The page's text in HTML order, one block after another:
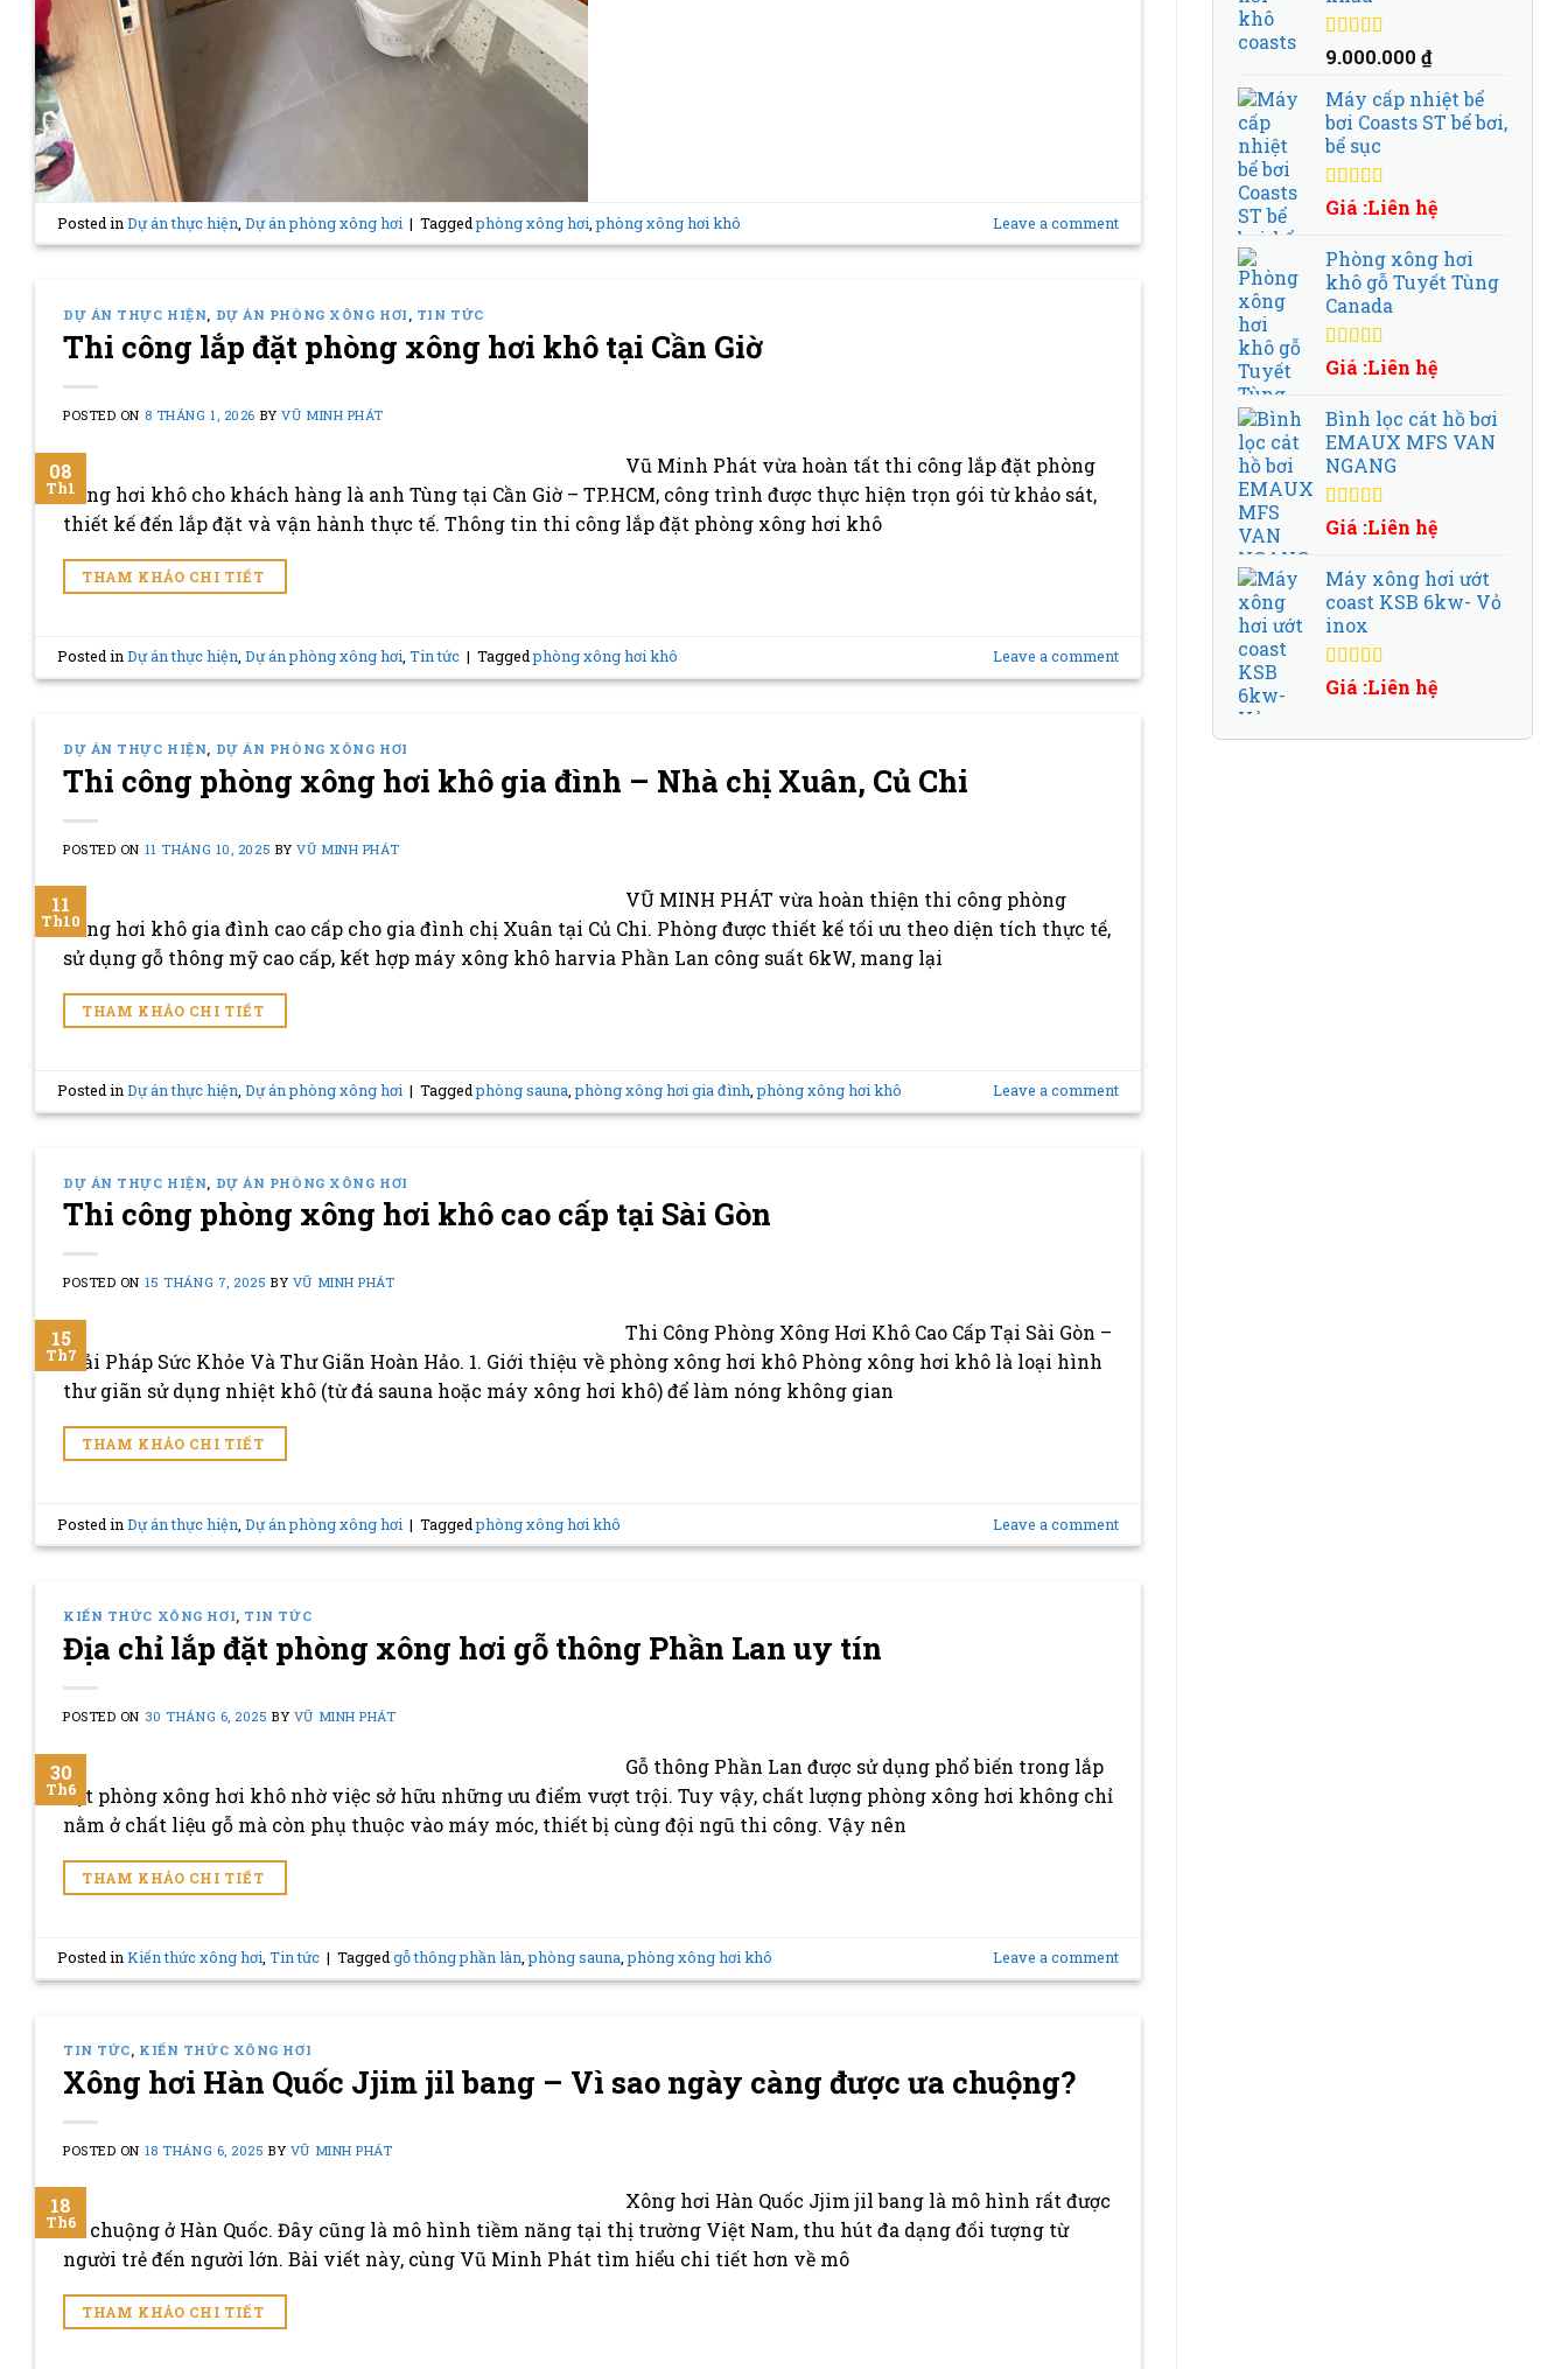
Posted inDự án thực hiện ,Dự án phòng xông hơi | Taggedphòng xông hơi ,phòng xông hơi khô Leave a comment
DỰ ÁN THỰC HIỆN, DỰ ÁN PHÒNG XÔNG HƠI , TIN TỨC
Thi công lắp đặt phòng xông hơi khô tại Cần Giờ
POSTED ON 8 THÁNG 1, 2026 BYVŨ MINH PHÁT
08
Th1
Vũ Minh Phát vừa hoàn tất thi công lắp đặt phòng
xông hơi khô cho khách hàng là anh Tùng tại Cần Giờ – TP.HCM, công trình được thực hiện trọn gói từ khảo sát,
thiết kế đến lắp đặt và vận hành thực tế. Thông tin thi công lắp đặt phòng xông hơi khô
THAM KHẢO CHI TIẾT
Posted inDự án thực hiện,Dự án phòng xông hơi,Tin tức | Taggedphòng xông hơi khô Leave a comment
DỰ ÁN THỰC HIỆN, DỰ ÁN PHÒNG XÔNG HƠI
Thi công phòng xông hơi khô gia đình – Nhà chị Xuân, Củ Chi
POSTED ON 11 THÁNG 10, 2025 BYVŨ MINH PHÁT
11
Th10
VŨ MINH PHÁT vừa hoàn thiện thi công phòng
xông hơi khô gia đình cao cấp cho gia đình chị Xuân tại Củ Chi. Phòng được thiết kế tối ưu theo diện tích thực tế,
sử dụng gỗ thông mỹ cao cấp, kết hợp máy xông khô harvia Phần Lan công suất 6kW, mang lại
THAM KHẢO CHI TIẾT
Posted inDự án thực hiện ,Dự án phòng xông hơi | Taggedphòng sauna ,phòng xông hơi gia đình ,phòng xông hơi khô Leave a comment
DỰ ÁN THỰC HIỆN DỰ ÁN PHÒNG XÔNG HƠI
Thi công phòng xông hơi khô cao cấp tại Sài Gòn
POSTED ON 15 THÁNG 7, 2025 BY VŨ MINH PHÁT
15
Th7
Thi Công Phòng Xông Hơi Khô Cao Cấp Tại Sài Gòn –
Giải Pháp Sức Khỏe Và Thư Giãn Hoàn Hảo. 1. Giới thiệu về phòng xông hơi khô Phòng xông hơi khô là loại hình
thư giãn sử dụng nhiệt khô (từ đá sauna hoặc máy xông hơi khô) để làm nóng không gian
THAM KHẢO CHI TIẾT
Posted inDự án thực hiện ,Dự án phòng xông hơi | Taggedphòng xông hơi khô Leave a comment
KIẾN THỨC XÔNG HƠI, TIN TỨC
Địa chỉ lắp đặt phòng xông hơi gỗ thông Phần Lan uy tín
POSTED ON 30 THÁNG 6, 2025 BY VŨ MINH PHÁT
30
Th6
Gỗ thông Phần Lan được sử dụng phổ biến trong lắp
đặt phòng xông hơi khô nhờ việc sở hữu những ưu điểm vượt trội. Tuy vậy, chất lượng phòng xông hơi không chỉ
nằm ở chất liệu gỗ mà còn phụ thuộc vào máy móc, thiết bị cùng đội ngũ thi công. Vậy nên
THAM KHẢO CHI TIẾT
Posted inKiến thức xông hơi,Tin tức | Taggedgỗ thông phần làn,phòng sauna,phòng xông hơi khô Leave a comment
TIN TỨC, KIẾN THỨC XÔNG HƠI
Xông hơi Hàn Quốc Jjim jil bang – Vì sao ngày càng được ưa chuộng?
POSTED ON 18 THÁNG 6, 2025 BY VŨ MINH PHÁT
18
Th6
Xông hơi Hàn Quốc Jjim jil bang là mô hình rất được
ưa chuộng ở Hàn Quốc. Đây cũng là mô hình tiềm năng tại thị trường Việt Nam, thu hút đa dạng đối tượng từ
người trẻ đến người lớn. Bài viết này, cùng Vũ Minh Phát tìm hiểu chi tiết hơn về mô
THAM KHẢO CHI TIẾT
Được xếp
sao
9.000.000 ₫
Máy cấp nhiệt bể
bơi Coasts ST bể bơi,
bể sục
Được xếp
Giá :Liên hệ
Phòng xông hơi
khô gỗ Tuyết Tùng
Canada
Được xếp
Giá :Liên hệ
Bình lọc cát hồ bơi
EMAUX MFS VAN
NGANG
Được xếp
Giá :Liên hệ
Máy xông hơi ướt
coast KSB 6kw- Vỏ
inox
Được xếp
Giá :Liên hệ